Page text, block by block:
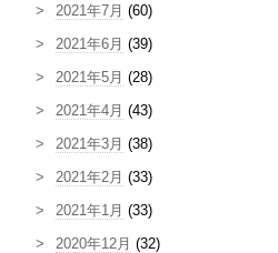
2021年7月 (60)
2021年6月 (39)
2021年5月 (28)
2021年4月 (43)
2021年3月 (38)
2021年2月 (33)
2021年1月 (33)
2020年12月 (32)